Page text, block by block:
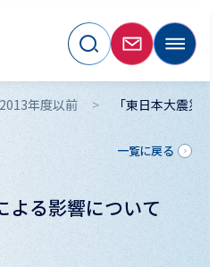
2013年度以前 「東日本大震災
よる影響について
一覧に戻る